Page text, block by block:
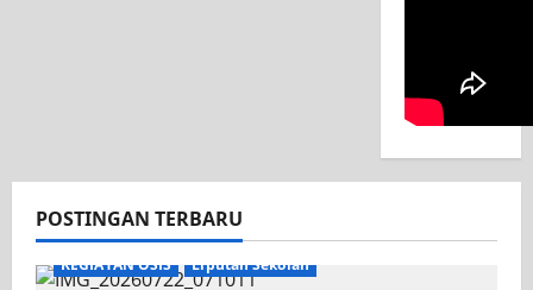
POSTINGAN TERBARU
KEGIATAN OSIS Liputan Sekolah